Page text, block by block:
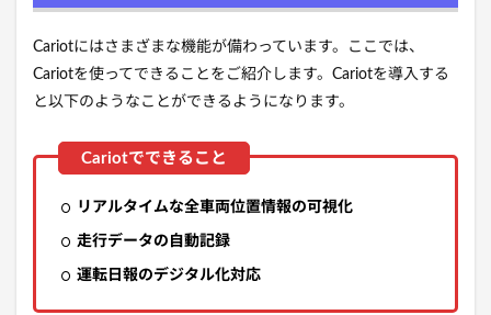
Cariotにはさまざまな機能が備わっています。ここでは、
Cariotを使ってできることをご紹介します。Cariotを導入する
と以下のようなことができるようになります。
リアルタイムな全車両位置情報の可視化
走行データの自動記録
運転日報のデジタル化対応